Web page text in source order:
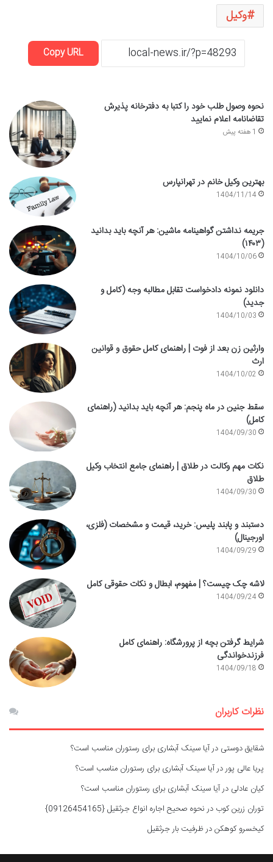
وکیل
Copy URL
نحوه وصول طلب خود را کتبا به دفترخانه پذیرش
تقاضانامه اعلام نمایید
1 هفته پیش
بهترین وکیل خانم در تهرانپارس
1404/11/14
جریمه نداشتن گواهینامه ماشین: هر آنچه باید بدانید
(۱۴۰۳)
1404/10/06
دانلود نمونه دادخواست تقابل مطالبه وجه (کامل و
جدید)
1404/10/03
وارثین زن بعد از فوت | راهنمای کامل حقوق و قوانین
ارث
1404/10/02
سقط جنین در ماه پنجم: هر آنچه باید بدانید (راهنمای
کامل)
1404/09/30
نکات مهم وکالت در طلاق | راهنمای جامع انتخاب وکیل
طلاق
1404/09/30
دستبند و پابند پلیس: خرید، قیمت و مشخصات (فلزی،
اورجینال)
1404/09/29
لاشه چک چیست؟ | مفهوم، ابطال و نکات حقوقی کامل
1404/09/24
شرایط گرفتن بچه از پرورشگاه: راهنمای کامل
فرزندخواندگی
1404/09/18
نظرات کاربران
شقایق دوستی درآیا سینک آبشاری برای رستوران مناسب است؟
پریا عالی پوردرآیا سینک آبشاری برای رستوران مناسب است؟
کیان عادلی درآیا سینک آبشاری برای رستوران مناسب است؟
توران زرین کوب درنحوه صحیح اجاره انواع جرثقیل {09126454165}
کیخسرو کوهکندرظرفیت بار جرثقیل